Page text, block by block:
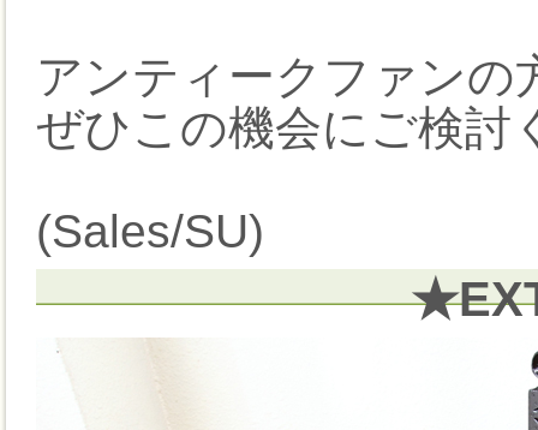
アンティークファンの
ぜひこの機会にご検討
(Sales/SU)